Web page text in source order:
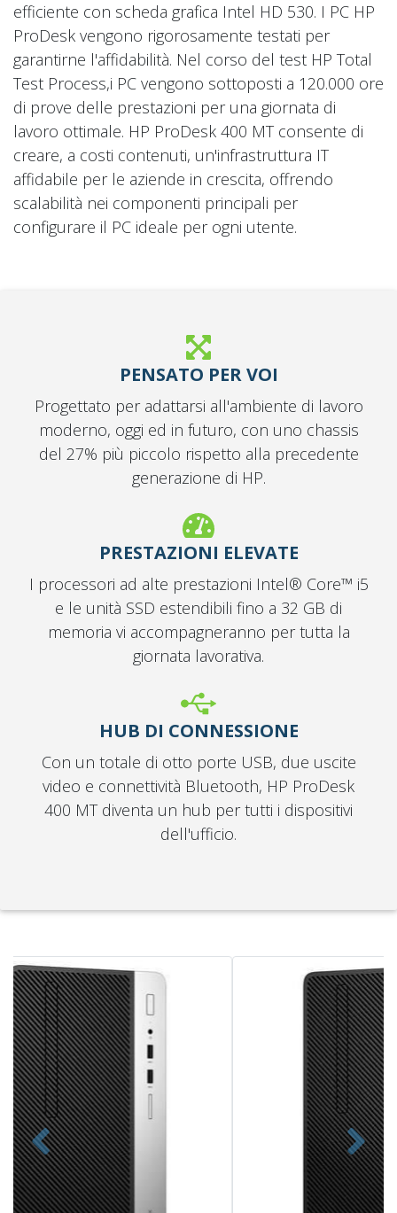
efficiente con scheda grafica Intel HD 530. I PC HP
ProDesk vengono rigorosamente testati per
garantirne l'affidabilità. Nel corso del test HP Total
Test Process,i PC vengono sottoposti a 120.000 ore
di prove delle prestazioni per una giornata di
lavoro ottimale. HP ProDesk 400 MT consente di
creare, a costi contenuti, un'infrastruttura IT
affidabile per le aziende in crescita, offrendo
scalabilità nei componenti principali per
configurare il PC ideale per ogni utente.
PENSATO PER VOI
Progettato per adattarsi all'ambiente di lavoro
moderno, oggi ed in futuro, con uno chassis
del 27% più piccolo rispetto alla precedente
generazione di HP.
PRESTAZIONI ELEVATE
I processori ad alte prestazioni Intel® Core™ i5
e le unità SSD estendibili fino a 32 GB di
memoria vi accompagneranno per tutta la
giornata lavorativa.
HUB DI CONNESSIONE
Con un totale di otto porte USB, due uscite
video e connettività Bluetooth, HP ProDesk
400 MT diventa un hub per tutti i dispositivi
dell'ufficio.
Indietro Avanti